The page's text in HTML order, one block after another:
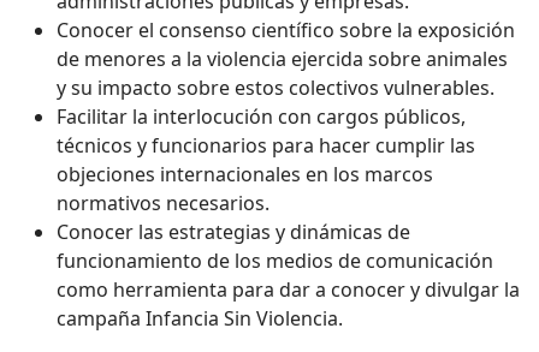
Conocer el consenso científico sobre la exposición
de menores a la violencia ejercida sobre animales
y su impacto sobre estos colectivos vulnerables.
Facilitar la interlocución con cargos públicos,
técnicos y funcionarios para hacer cumplir las
objeciones internacionales en los marcos
normativos necesarios.
Conocer las estrategias y dinámicas de
funcionamiento de los medios de comunicación
como herramienta para dar a conocer y divulgar la
campaña Infancia Sin Violencia.